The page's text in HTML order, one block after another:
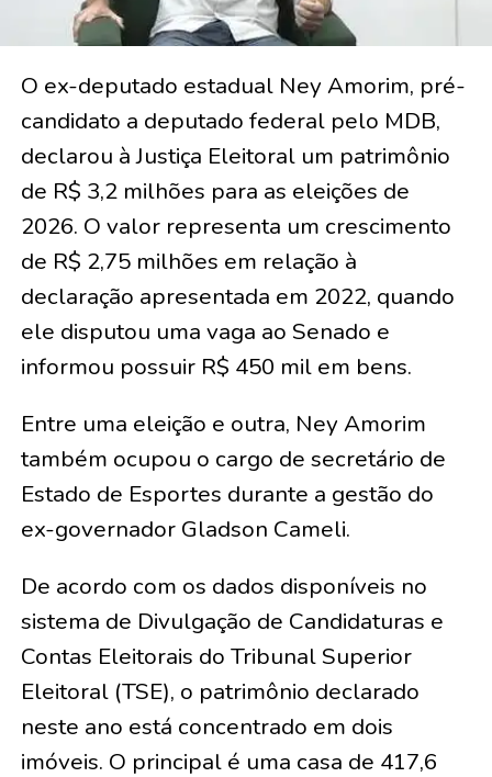
O ex-deputado estadual Ney Amorim, pré-
candidato a deputado federal pelo MDB,
declarou à Justiça Eleitoral um patrimônio
de R$ 3,2 milhões para as eleições de
2026. O valor representa um crescimento
de R$ 2,75 milhões em relação à
declaração apresentada em 2022, quando
ele disputou uma vaga ao Senado e
informou possuir R$ 450 mil em bens.
Entre uma eleição e outra, Ney Amorim
também ocupou o cargo de secretário de
Estado de Esportes durante a gestão do
ex-governador Gladson Cameli.
De acordo com os dados disponíveis no
sistema de Divulgação de Candidaturas e
Contas Eleitorais do Tribunal Superior
Eleitoral (TSE), o patrimônio declarado
neste ano está concentrado em dois
imóveis. O principal é uma casa de 417,6